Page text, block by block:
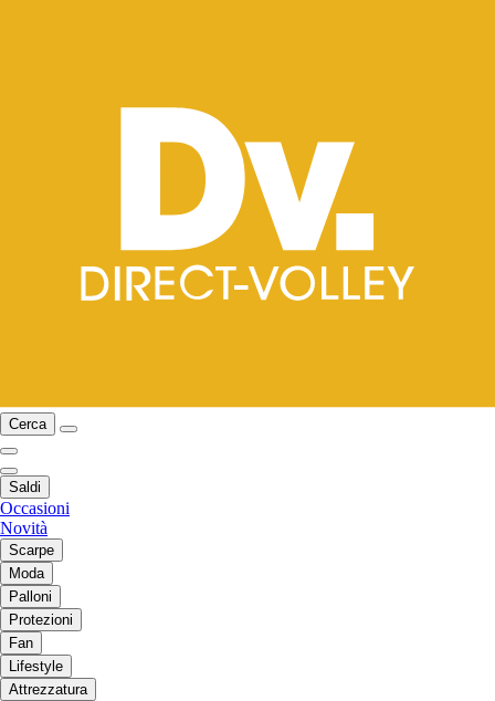
Cerca
Saldi
Occasioni
Novità
Scarpe
Moda
Palloni
Protezioni
Fan
Lifestyle
Attrezzatura